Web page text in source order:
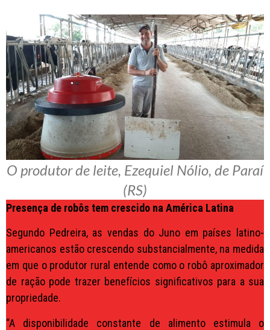
O produtor de leite, Ezequiel Nólio, de Paraí
(RS)
Presença de robôs tem crescido na América Latina
Segundo Pedreira, as vendas do Juno em países latino-
americanos estão crescendo substancialmente, na medida
em que o produtor rural entende como o robô aproximador
de ração pode trazer benefícios significativos para a sua
propriedade.
“A disponibilidade constante de alimento estimula o